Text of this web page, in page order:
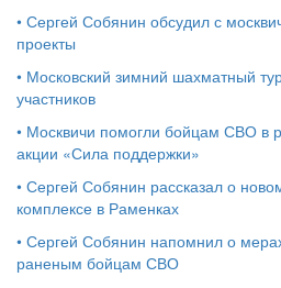
• Сергей Собянин обсудил с
проекты
• Московский зимний шахматный
участников
• Москвичи помогли бойцам СВО в
акции «Сила поддержки»
• Сергей Собянин рассказал о
комплексе в Раменках
• Сергей Собянин напомнил о
раненым бойцам СВО